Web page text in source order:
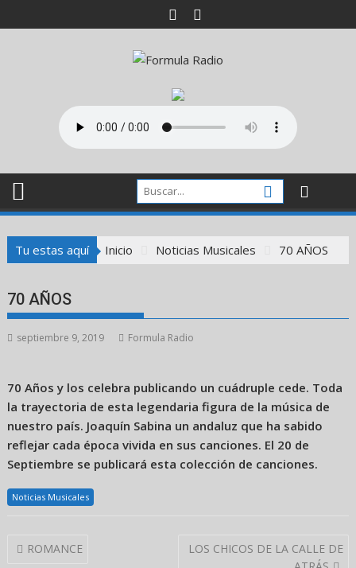
al
Tu estas aquí Inicio Noticias Musicales 70 AÑOS
70 AÑOS
septiembre 9, 2019 Formula Radio
70 Años y los celebra publicando un cuádruple cede. Toda
la trayectoria de esta legendaria figura de la música de
nuestro país. Joaquín Sabina un andaluz que ha sabido
reflejar cada época vivida en sus canciones. El 20 de
Septiembre se publicará esta colección de canciones.
Noticias Musicales
Navegación
ROMANCE
LOS CHICOS DE LA CALLE DE